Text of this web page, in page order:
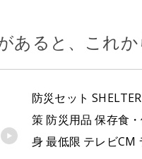
あると、これ
防災セット
策 防災用品 保存食
身 最低限 テレビCM